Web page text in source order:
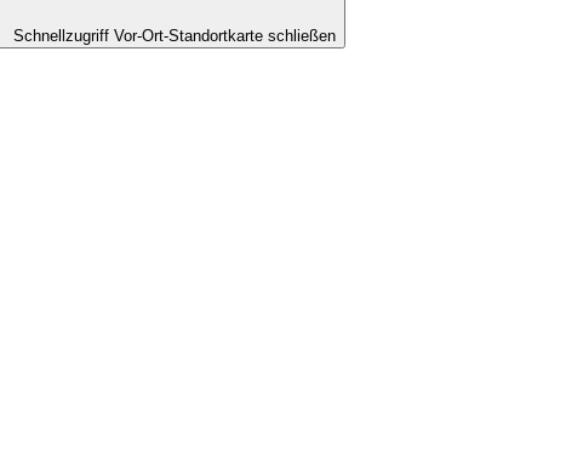
Schnellzugriff Vor-Ort-Standortkarte schließen